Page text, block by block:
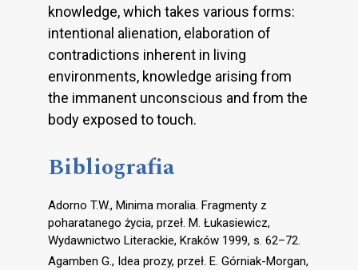
knowledge, which takes various forms:
intentional alienation, elaboration of
contradictions inherent in living
environments, knowledge arising from
the immanent unconscious and from the
body exposed to touch.
Bibliografia
Adorno T.W., Minima moralia. Fragmenty z
poharatanego życia, przeł. M. Łukasiewicz,
Wydawnictwo Literackie, Kraków 1999, s. 62–72.
Agamben G., Idea prozy, przeł. E. Górniak-Morgan,